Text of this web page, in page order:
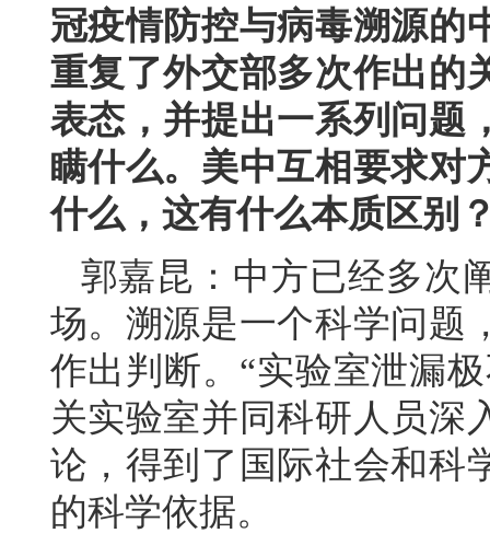
冠疫情防控与病毒溯源的
重复了外交部多次作出的
表态，并提出一系列问题
瞒什么。美中互相要求对
什么，这有什么本质区别
郭嘉昆：中方已经多次
场。溯源是一个科学问题
作出判断。“实验室泄漏
关实验室并同科研人员深
论，得到了国际社会和科
的科学依据。